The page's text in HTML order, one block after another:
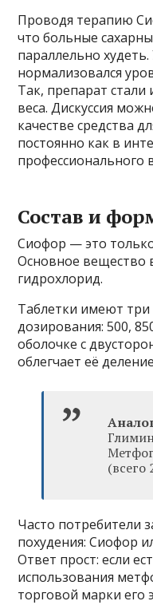
Проводя терапию
что больные
параллельно
нормализовался
Так, препарат стали
веса. Дискуссия
качестве средства
постоянно как в
профессионального
Состав и
Сиофор — это
Основное вещество
гидрохлорид.
Таблетки имеют три
дозирования: 500,
оболочке с
облегчает её
(всего
Часто потребители
похудения: Сиофор
Ответ прост: если
использования
торговой марки его